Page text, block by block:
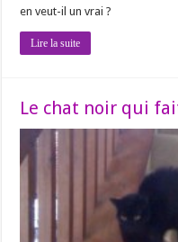
en veut-il un vrai ?
Lire la suite
Le chat noir qui